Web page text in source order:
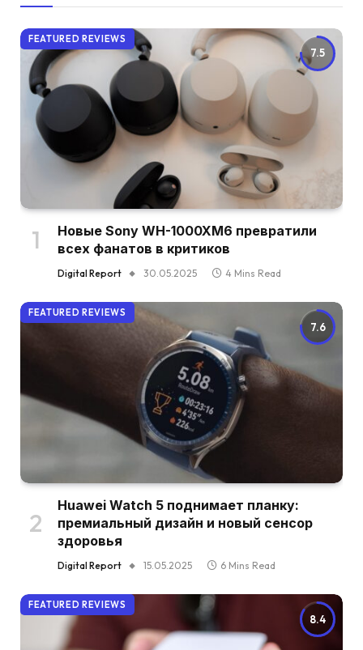
7.5
FEATURED REVIEWS
Новые Sony WH-1000XM6 превратили
всех фанатов в критиков
Digital Report 30.05.2025 4 Mins Read
7.6
FEATURED REVIEWS
Huawei Watch 5 поднимает планку:
премиальный дизайн и новый сенсор
здоровья
Digital Report 15.05.2025 6 Mins Read
8.4
FEATURED REVIEWS